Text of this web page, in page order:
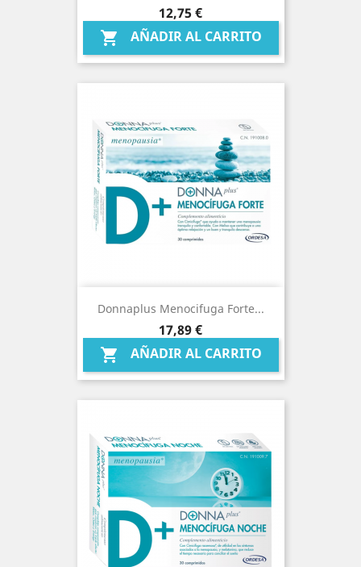
Precio
12,75 €
 AÑADIR AL CARRITO
Donnaplus Menocifuga Forte...
Precio
17,89 €
 AÑADIR AL CARRITO